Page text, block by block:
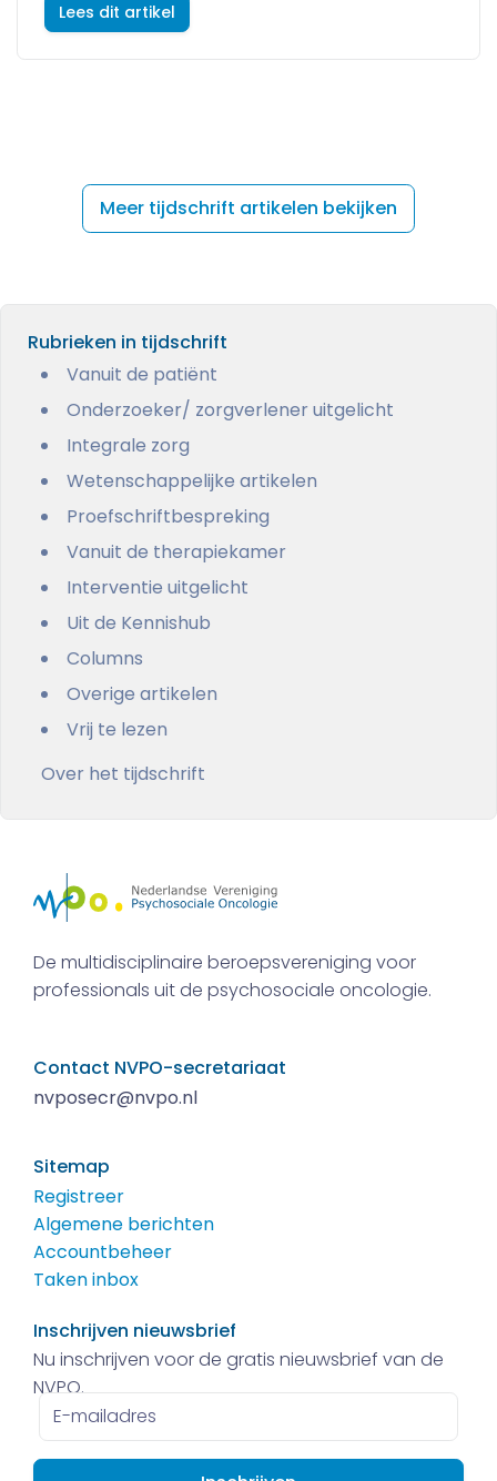
Lees dit artikel
Meer tijdschrift artikelen bekijken
Rubrieken in tijdschrift
Vanuit de patiënt
Onderzoeker/ zorgverlener uitgelicht
Integrale zorg
Wetenschappelijke artikelen
Proefschriftbespreking
Vanuit de therapiekamer
Interventie uitgelicht
Uit de Kennishub
Columns
Overige artikelen
Vrij te lezen
Over het tijdschrift
De multidisciplinaire beroepsvereniging voor
professionals uit de psychosociale oncologie.
Contact NVPO-secretariaat
nvposecr@nvpo.nl
Sitemap
Registreer
Algemene berichten
Accountbeheer
Taken inbox
Inschrijven nieuwsbrief
Nu inschrijven voor de gratis nieuwsbrief van de
NVPO.
E-
mailadres